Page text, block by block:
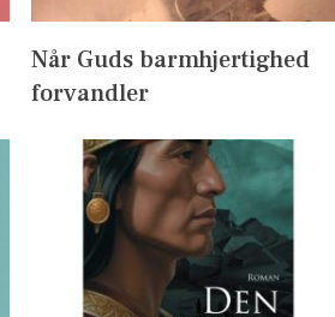
Når Guds barmhjertighed
forvandler